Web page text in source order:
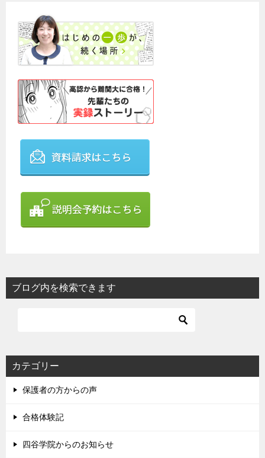
ブログ内を検索できます
カテゴリー
保護者の方からの声
合格体験記
四谷学院からのお知らせ